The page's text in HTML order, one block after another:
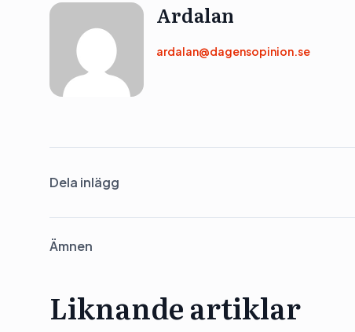
Ardalan
ardalan@dagensopinion.se
Dela inlägg
Ämnen
Liknande artiklar